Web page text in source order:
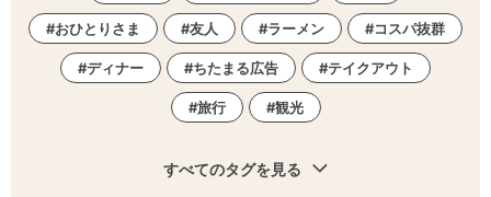
おひとりさま 友人 ラーメン コスパ抜群
ディナー ちたまる広告 テイクアウト
旅行 観光
すべてのタグを見る